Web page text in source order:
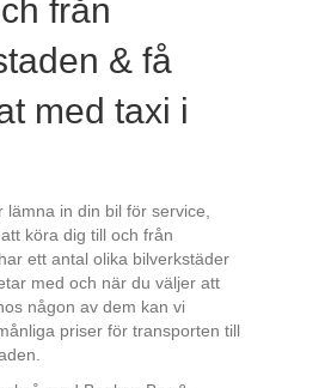
från
& få
med taxi i
lämna in din bil för service
att köra dig till och från
har ett antal olika bilverkstäder
ar med och när du väljer att
os någon av dem kan vi
ånliga priser för transporten till